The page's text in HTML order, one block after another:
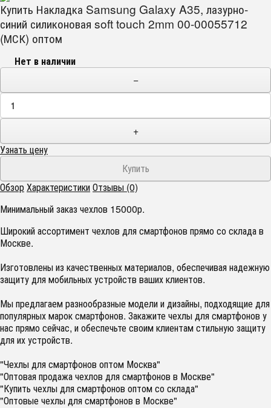
Купить Накладка Samsung Galaxy A35, лазурно-
синий силиконовая soft touch 2mm 00-00055712
(МСК) оптом
Нет в наличии
−
+
Узнать цену
ОбзорХарактеристикиОтзывы (0)
Минимальный заказ чехлов 15000р.
Широкий ассортимент чехлов для смартфонов прямо со склада в
Москве.
Изготовлены из качественных материалов, обеспечивая надежную
защиту для мобильных устройств ваших клиентов.
Мы предлагаем разнообразные модели и дизайны, подходящие для
популярных марок смартфонов. Закажите чехлы для смартфонов у
нас прямо сейчас, и обеспечьте своим клиентам стильную защиту
для их устройств.
"Чехлы для смартфонов оптом Москва"
"Оптовая продажа чехлов для смартфонов в Москве"
"Купить чехлы для смартфонов оптом со склада"
"Оптовые чехлы для смартфонов в Москве"